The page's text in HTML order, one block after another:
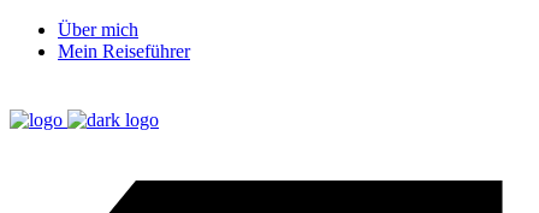
Über mich
Mein Reiseführer